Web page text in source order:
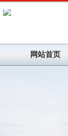
网站首页